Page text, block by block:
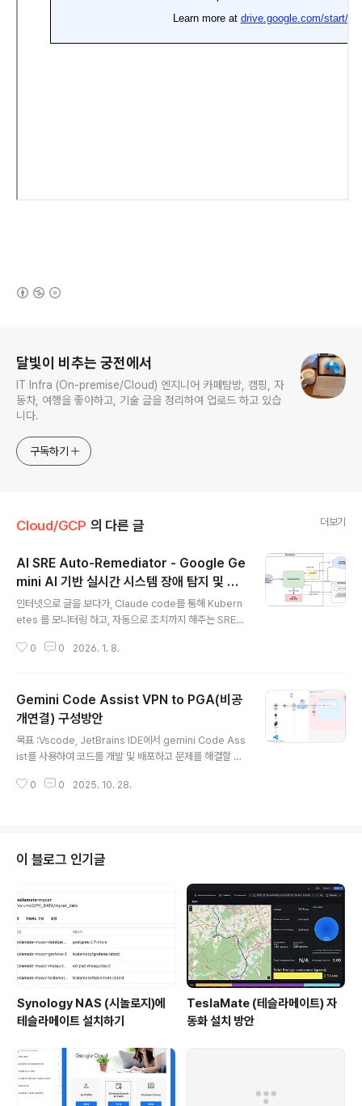
달빛이 비추는 궁전에서
IT Infra (On-premise/Cloud) 엔지니어 카페탐방, 캠핑, 자
동차, 여행을 좋아하고, 기술 글을 정리하여 업로드 하고 있습
니다.
구독하기
Cloud/GCP 의 다른 글 더보기
AI SRE Auto-Remediator - Google Ge
mini AI 기반 실시간 시스템 장애 탐지 및 자
동 복구 에이전트
인터넷으로 글을 보다가, Claude code를 통해 Kubern
etes 를 모니터링 하고, 자동으로 조치까지 해주는 SRE도
m/kagent-claude-k8s-your-private-agentic-tro
LM에 질의하고, LLM은 미리 정의된 페르소나에 의해 적
절한 조치를 취할 수 있는 명령어를 찾는다.이후 LLM이 O
S쉘에서 직접 해당명령을 수행하여, 시스템을 유지시키는
방안이다.AI Agent가 핵심이고, AI Agent가 직접 OS나
쿠버네티스 쉘에서 실행시킬 수 있다는 점이 포인트고그럼
당연히 나도 생..
0 0 2026. 1. 8.
Gemini Code Assist VPN to PGA(비공
개연결) 구성방안
목표 :Vscode, JetBrains IDE에서 gemini Code Ass
ist를 사용하여 코드를 개발 및 배포하고 문제를 해결할 수
해 GCP의 Gemini Code Assist를 사용하는 방안입니
Assist 만 사용한다면 문제가 없지만, 고객사에 맞게 랜딩
존 구성을 권고On-premise 에서 VPN 연결 후 GCP P
GA 로 연결이 필요 On-premise to VPN 연결https://
mzgcp.atlassian.net..
0 0 2025. 10. 28.
이 블로그 인기글
Synology NAS (시놀로지)에
테슬라메이트 설치하기
TeslaMate (테슬라메이트) 자
동화 설치 방안